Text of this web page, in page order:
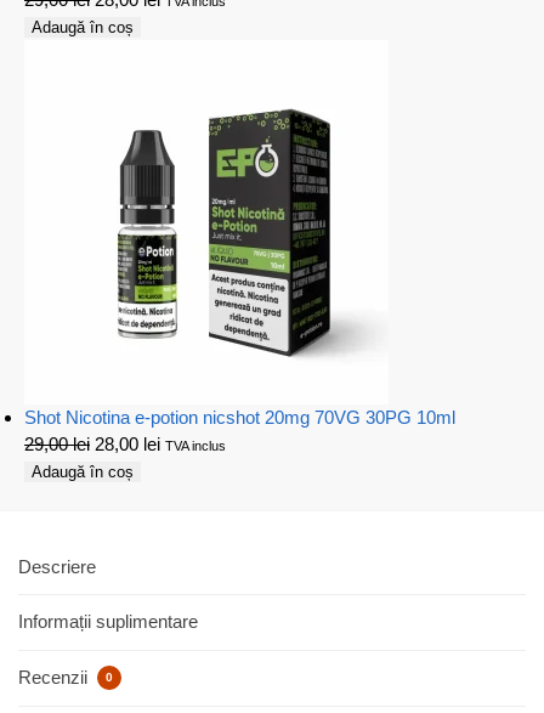
Adaugă în coș
Shot Nicotina e-potion nicshot 20mg 70VG 30PG 10ml
29,00lei 28,00 lei TVA inclus
Adaugă în coș
Descriere
Informații suplimentare
Recenzii 0